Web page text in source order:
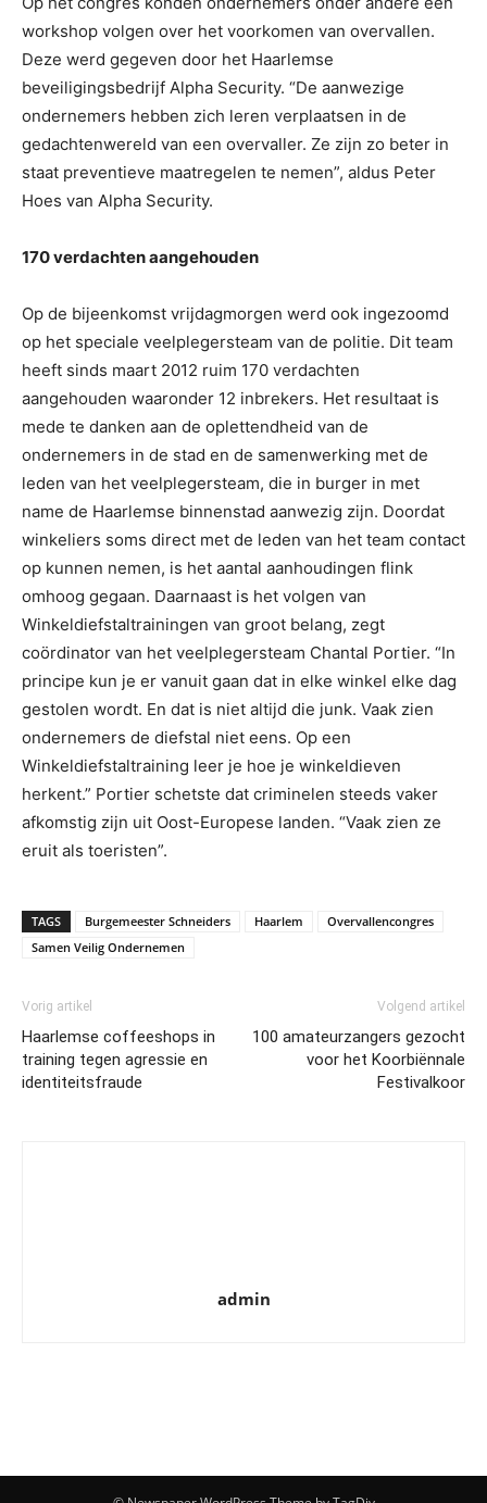
workshop volgen over het voorkomen van overvallen.
Deze werd gegeven door het Haarlemse
beveiligingsbedrijf Alpha Security. “De aanwezige
ondernemers hebben zich leren verplaatsen in de
gedachtenwereld van een overvaller. Ze zijn zo beter in
staat preventieve maatregelen te nemen”, aldus Peter
Hoes van Alpha Security.
170 verdachten aangehouden
Op de bijeenkomst vrijdagmorgen werd ook ingezoomd
op het speciale veelplegersteam van de politie. Dit team
heeft sinds maart 2012 ruim 170 verdachten
aangehouden waaronder 12 inbrekers. Het resultaat is
mede te danken aan de oplettendheid van de
ondernemers in de stad en de samenwerking met de
leden van het veelplegersteam, die in burger in met
name de Haarlemse binnenstad aanwezig zijn. Doordat
winkeliers soms direct met de leden van het team contact
op kunnen nemen, is het aantal aanhoudingen flink
omhoog gegaan. Daarnaast is het volgen van
Winkeldiefstaltrainingen van groot belang, zegt
coördinator van het veelplegersteam Chantal Portier. “In
principe kun je er vanuit gaan dat in elke winkel elke dag
gestolen wordt. En dat is niet altijd die junk. Vaak zien
ondernemers de diefstal niet eens. Op een
Winkeldiefstaltraining leer je hoe je winkeldieven
herkent.” Portier schetste dat criminelen steeds vaker
afkomstig zijn uit Oost-Europese landen. “Vaak zien ze
eruit als toeristen”.
TAGS Burgemeester Schneiders Haarlem
Overvallencongres
Samen Veilig Ondernemen
Vorig artikel
Haarlemse coffeeshops in
training tegen agressie en
identiteitsfraude
Volgend artikel
100 amateurzangers gezocht
voor het Koorbiënnale
Festivalkoor
admin